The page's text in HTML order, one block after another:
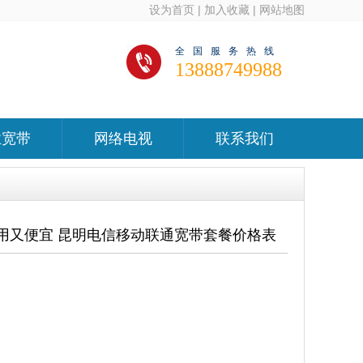
设为首页 | 加入收藏 | 网站地图
全国服务热线
13888749988
带 网络电视 联系我们
又便宜 昆明电信移动联通宽带套餐价格表